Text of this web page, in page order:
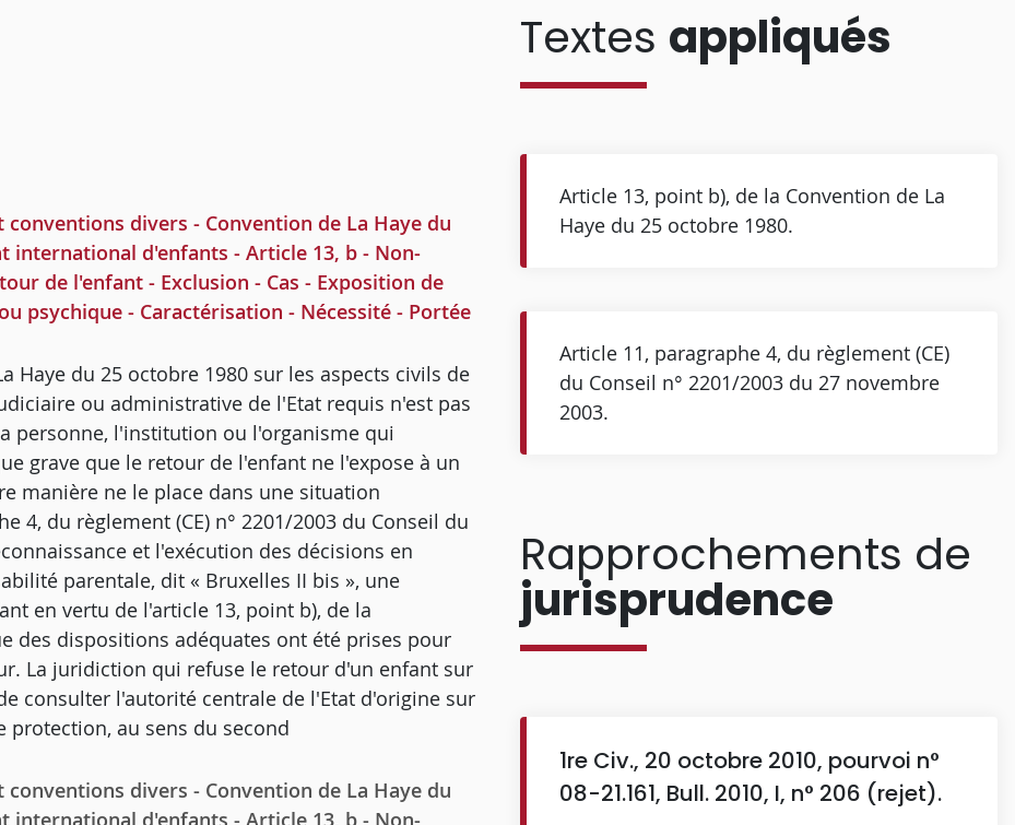
conventions divers - Convention de La Haye du
international d'enfants - Article 13, b - Non-
de l'enfant - Exclusion - Cas - Exposition de
psychique - Caractérisation - Nécessité - Portée
Haye du 25 octobre 1980 sur les aspects civils de
ou administrative de l'Etat requis n'est pas
personne, l'institution ou l'organisme qui
grave que le retour de l'enfant ne l'expose à un
manière ne le place dans une situation
4, du règlement (CE) n° 2201/2003 du Conseil du
et l'exécution des décisions en
parentale, dit « Bruxelles II bis », une
en vertu de l'article 13, point b), de la
des dispositions adéquates ont été prises pour
La juridiction qui refuse le retour d'un enfant sur
consulter l'autorité centrale de l'Etat d'origine sur
protection, au sens du second
conventions divers - Convention de La Haye du
international d'enfants - Article 13, b - Non-
Textes appliqués
Article 13, point b), de la Convention de La
Haye du 25 octobre 1980.
Article 11, paragraphe 4, du règlement (CE)
du Conseil n° 2201/2003 du 27 novembre
2003.
Rapprochements de
jurisprudence
1re Civ., 20 octobre 2010, pourvoi n°
08-21.161, Bull. 2010, I, n° 206 (rejet).